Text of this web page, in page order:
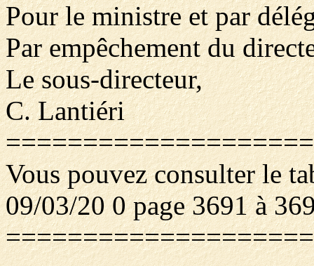
Pour le ministre et par
Par empêchement du
Le sous-directeur,
C. Lantiéri
Vous pouvez consulter le
09/03/20 0 page 3691 à